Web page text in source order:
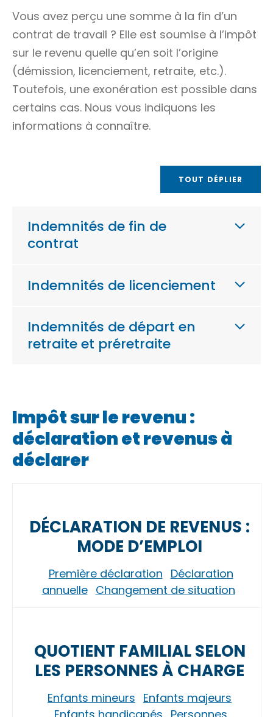
Vous avez perçu une somme à la fin d’un
contrat de travail ? Elle est soumise à l’impôt
sur le revenu quelle qu’en soit l’origine
(démission, licenciement, retraite, etc.).
Toutefois, une exonération est possible dans
certains cas. Nous vous indiquons les
informations à connaître.
TOUT DÉPLIER
Indemnités de fin de
contrat
Indemnités de licenciement
Indemnités de départ en
retraite et préretraite
Impôt sur le revenu :
déclaration et revenus à
déclarer
DÉCLARATION DE REVENUS :
MODE D’EMPLOI
Première déclaration Déclaration
annuelle Changement de situation
QUOTIENT FAMILIAL SELON
LES PERSONNES À CHARGE
Enfants mineurs Enfants majeurs